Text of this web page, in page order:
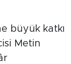
büyük katkı
Metin